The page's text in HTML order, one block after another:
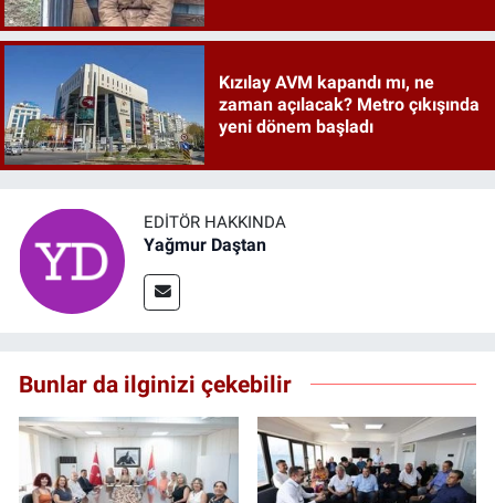
Kızılay AVM kapandı mı, ne
zaman açılacak? Metro çıkışında
yeni dönem başladı
EDITÖR HAKKINDA
Yağmur Daştan
Bunlar da ilginizi çekebilir